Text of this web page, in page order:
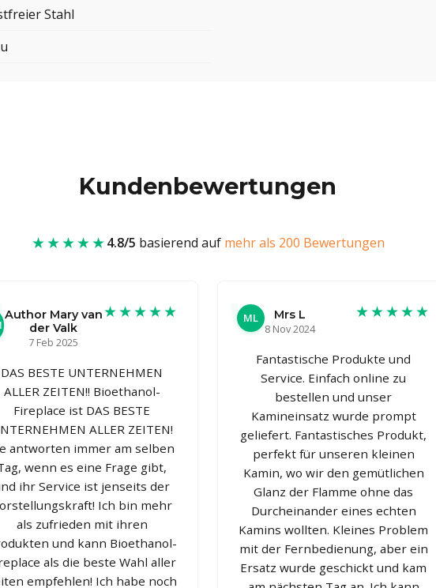
Stahl
Kundenbewertungen
★★★★★4.8/5 basierend auf mehr als 200 Bewertungen
Author Mary van
der Valk
7 Feb 2025
★★★★★
DAS BESTE UNTERNEHMEN
ALLER ZEITEN!! Bioethanol-
Fireplace ist DAS BESTE
ALLER ZEITEN!
antworten immer am selben
wenn es eine Frage gibt,
ihr Service ist jenseits der
Ich bin mehr
als zufrieden mit ihren
und kann Bioethanol-
als die beste Wahl aller
empfehlen! Ich habe noch
ML
Mrs L
8 Nov 2024
★★★★★
Fantastische Produkte und
Service. Einfach online zu
bestellen und unser
Kamineinsatz wurde prompt
geliefert. Fantastisches Produkt,
perfekt für unseren kleinen
Kamin, wo wir den gemütlichen
Glanz der Flamme ohne das
Durcheinander eines echten
Kamins wollten. Kleines Problem
mit der Fernbedienung, aber ein
Ersatz wurde geschickt und kam